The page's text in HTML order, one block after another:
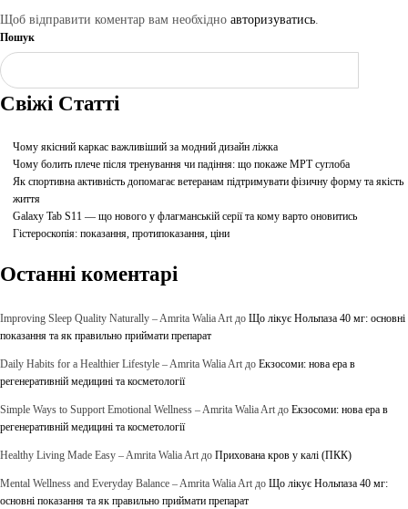
Щоб відправити коментар вам необхідно авторизуватись.
Пошук
Свіжі Статті
Чому якісний каркас важливіший за модний дизайн ліжка
Чому болить плече після тренування чи падіння: що покаже МРТ суглоба
Як спортивна активність допомагає ветеранам підтримувати фізичну форму та якість
життя
Galaxy Tab S11 — що нового у флагманській серії та кому варто оновитись
Гістероскопія: показання, протипоказання, ціни
Останні коментарі
Improving Sleep Quality Naturally – Amrita Walia Art до Що лікує Нольпаза 40 мг: основні
показання та як правильно приймати препарат
Daily Habits for a Healthier Lifestyle – Amrita Walia Art до Екзосоми: нова ера в
регенеративній медицині та косметології
Simple Ways to Support Emotional Wellness – Amrita Walia Art до Екзосоми: нова ера в
регенеративній медицині та косметології
Healthy Living Made Easy – Amrita Walia Art до Прихована кров у калі (ПКК)
Mental Wellness and Everyday Balance – Amrita Walia Art до Що лікує Нольпаза 40 мг:
основні показання та як правильно приймати препарат